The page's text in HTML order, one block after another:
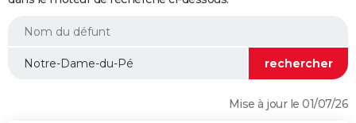
BRICOLAGE
Forum
Aménagement intérieur
Extérieur
Cuisine
Salle de bains
Jardinage
Rangement
WEEK-END
Guides de France
Escapades
Patrimoine
Expositions
Musées
Week-end nature
LIFESTYLE
Mise à jour le 01/07/26